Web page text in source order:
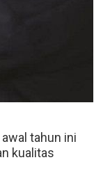
tahun ini
kualitas